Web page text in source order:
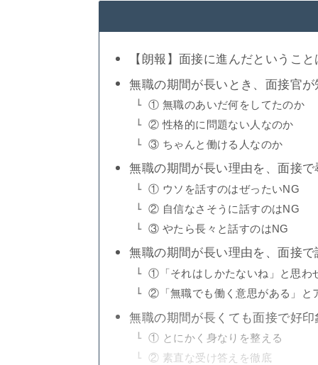
【朗報】面接に進んだというこ
無職の期間が長いとき、面接官
① 無職のあいだ何をしてたのか
② 性格的に問題ない人なのか
③ ちゃんと働ける人なのか
無職の期間が長い理由を、面接
① ウソを話すのはぜったいNG
② 自信なさそうに話すのはNG
③ やたら長々と話すのはNG
無職の期間が長い理由を、面接
①「それはしかたないね」と思わ
②「無職でも働く意思がある」と
無職の期間が長くても面接で好
① とにかく身なりを整える
② 素直な受け答えを徹底